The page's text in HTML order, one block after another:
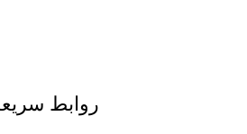
روابط سريعة